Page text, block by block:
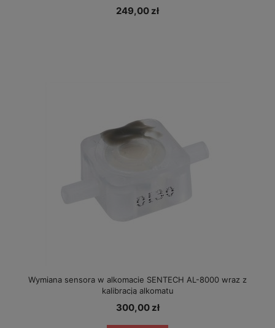
249,00 zł
Wymiana sensora w alkomacie SENTECH AL-8000 wraz z
kalibracją alkomatu
300,00 zł